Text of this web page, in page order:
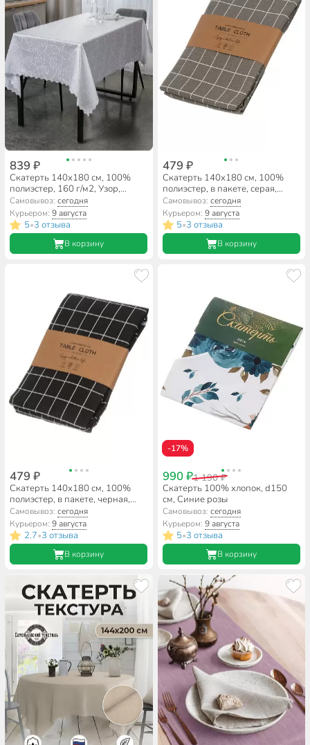
839 ₽
Скатерть 140х180 см, 100%
полиэстер, 160 г/м2, Узор,
белая, A170092
Самовывоз:сегодня
Курьером:9 августа
5•3 отзыва
В корзину
479 ₽
Скатерть 140х180 см, 100%
полиэстер, в пакете, серая,
A170063
Самовывоз: сегодня
Курьером: 9 августа
5•3 отзыва
В корзину
479 ₽
Скатерть 140х180 см, 100%
полиэстер, в пакете, черная,
A170062
Самовывоз:сегодня
Курьером:9 августа
2.7•3 отзыва
В корзину
-17%
990 ₽1 190 ₽
Скатерть 100% хлопок, d150
см, Синие розы
Самовывоз: сегодня
Курьером: 9 августа
5•3 отзыва
В корзину